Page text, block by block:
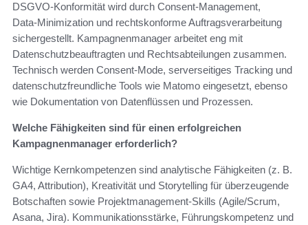
DSGVO‑Konformität wird durch Consent‑Management,
Data‑Minimization und rechtskonforme Auftragsverarbeitung
sichergestellt. Kampagnenmanager arbeitet eng mit
Datenschutzbeauftragten und Rechtsabteilungen zusammen.
Technisch werden Consent‑Mode, serverseitiges Tracking und
datenschutzfreundliche Tools wie Matomo eingesetzt, ebenso
wie Dokumentation von Datenflüssen und Prozessen.
Welche Fähigkeiten sind für einen erfolgreichen
Kampagnenmanager erforderlich?
Wichtige Kernkompetenzen sind analytische Fähigkeiten (z. B.
GA4, Attribution), Kreativität und Storytelling für überzeugende
Botschaften sowie Projektmanagement‑Skills (Agile/Scrum,
Asana, Jira). Kommunikationsstärke, Führungskompetenz und